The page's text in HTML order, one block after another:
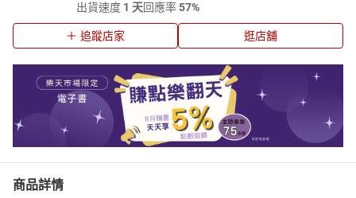
出貨速度 1 天回應率57%
追蹤店家 逛店舖
商品詳情